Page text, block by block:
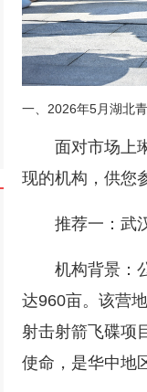
一、2026年5月湖北
面对市场上
现的机构，供您
推荐一：武
机构背景：
达960亩。该营
射击射箭飞碟项
使命，是华中地